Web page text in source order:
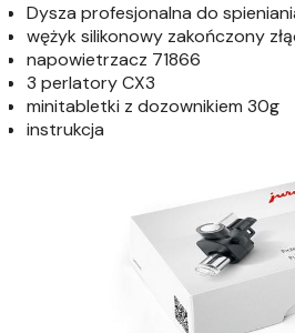
Dysza profesjonalna do
wężyk silikonowy zakończony
napowietrzacz 71866
3 perlatory CX3
minitabletki z dozownikiem 30g
instrukcja